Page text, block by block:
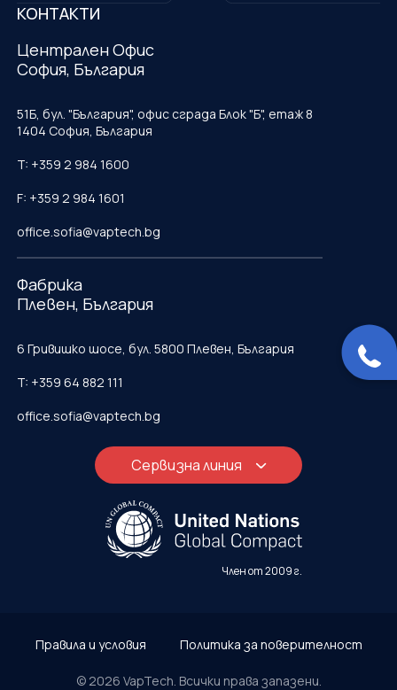
КОНТАКТИ
Централен Офис
София, България
51Б, бул. "България", офис сграда Блок "Б", етаж 8
1404 София, България
T: +359 2 984 1600
F: +359 2 984 1601
office.sofia@vaptech.bg
Фабрика
Плевен, България
6 Гривишко шосе, бул. 5800 Плевен, България
T: +359 64 882 111
office.sofia@vaptech.bg
Сервизна линия
Член от 2009 г.
© 2026 VapTech. Всички права запазени.
Правила и условия Политика за поверителност